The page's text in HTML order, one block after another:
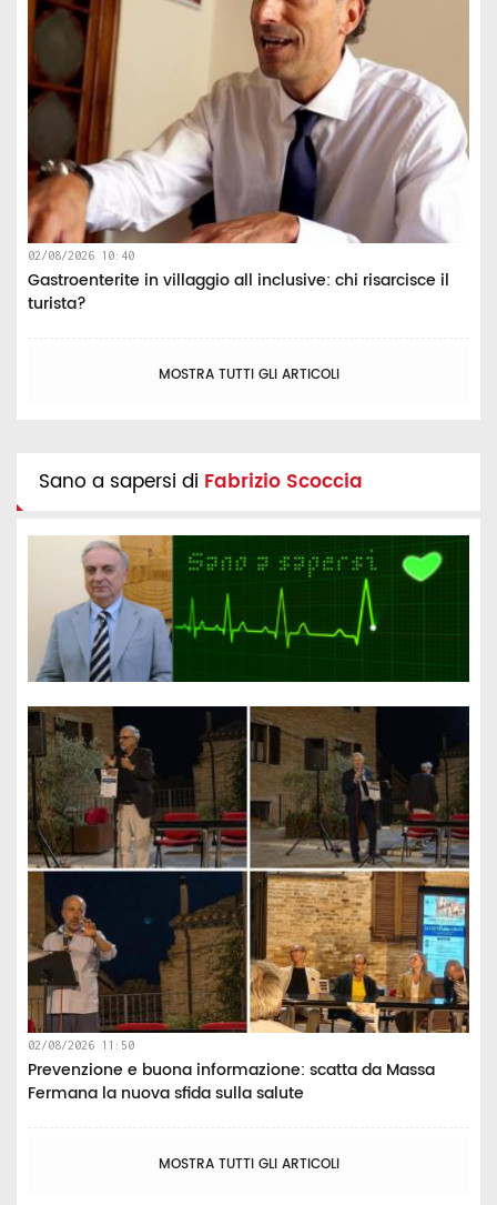
02/08/2026 10:40
Gastroenterite in villaggio all inclusive: chi risarcisce il
turista?
MOSTRA TUTTI GLI ARTICOLI
Sano a sapersi di Fabrizio Scoccia
02/08/2026 11:50
Prevenzione e buona informazione: scatta da Massa
Fermana la nuova sfida sulla salute
MOSTRA TUTTI GLI ARTICOLI